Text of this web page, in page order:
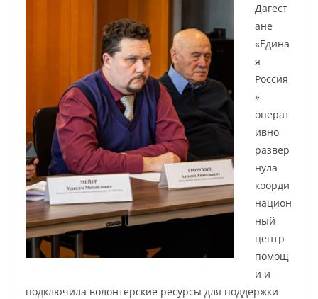
Дагест
ане
«Едина
я
Россия
»
операт
ивно
развер
нула
коорди
национ
ный
центр
помощ
и и
подключила волонтерские ресурсы для поддержки